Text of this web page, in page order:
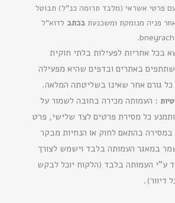
פרטי אשראי (מלבד תרומה כנ"ל) תבוטל
פניה מנומקת ומשכנעת בכתב לדוא"ל
בכל אחריות לפעילות בלתי חוקית
באתרים ובדפים שהיא מפעילה
כל גורם אחר שאינו בשליטתה המלאה.
: העמותה מכירה בחובה לשמור על
כל מסירת פרטים לצד שלישי, פרט
במסירה בהתאם לחוק או הנחיות מבקר
במאגר העמותה בלבד וישמש לצורך
ע"י העמותה בלבד (הלקוח יוכל לבקש
דיוור).